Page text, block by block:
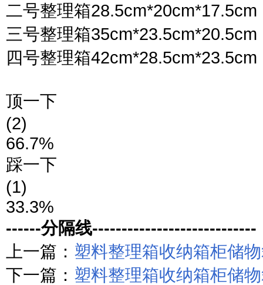
二号整理箱28.5cm*20cm*17.5cm
三号整理箱35cm*23.5cm*20.5cm
四号整理箱42cm*28.5cm*23.5cm
顶一下
(2)
66.7%
踩一下
(1)
33.3%
------分隔线----------------------------
上一篇： 塑料整理箱收纳箱柜储
下一篇： 塑料整理箱收纳箱柜储